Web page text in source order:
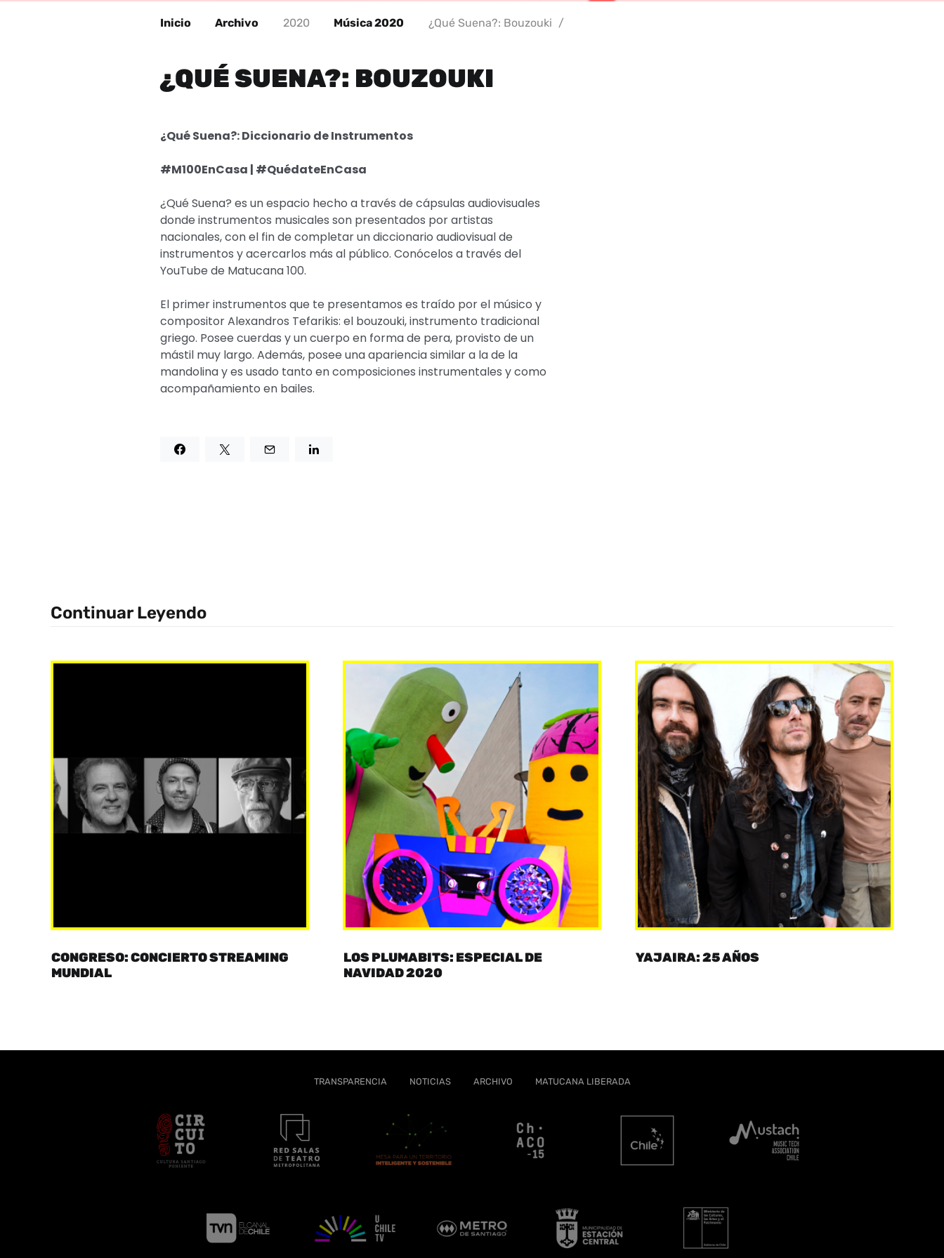
Inicio Archivo 2020 Música 2020 ¿Qué Suena?: Bouzouki /
¿QUÉ SUENA?: BOUZOUKI
¿Qué Suena?: Diccionario de Instrumentos
#M100EnCasa | #QuédateEnCasa
¿Qué Suena? es un espacio hecho a través de cápsulas audiovisuales
donde instrumentos musicales son presentados por artistas
nacionales, con el fin de completar un diccionario audiovisual de
instrumentos y acercarlos más al público. Conócelos a través del
YouTube de Matucana 100.
El primer instrumentos que te presentamos es traído por el músico y
compositor Alexandros Tefarikis: el bouzouki, instrumento tradicional
griego. Posee cuerdas y un cuerpo en forma de pera, provisto de un
mástil muy largo. Además, posee una apariencia similar a la de la
mandolina y es usado tanto en composiciones instrumentales y como
acompañamiento en bailes.
Continuar Leyendo
CONGRESO: CONCIERTO STREAMING
MUNDIAL
LOS PLUMABITS: ESPECIAL DE
NAVIDAD 2020
YAJAIRA: 25 AÑOS
TRANSPARENCIA NOTICIAS ARCHIVO MATUCANA LIBERADA